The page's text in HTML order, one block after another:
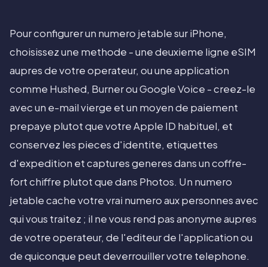
Pour configurer un numero jetable sur iPhone,
choisissez une methode - une deuxieme ligne eSIM
aupres de votre operateur, ou une application
comme Hushed, Burner ou Google Voice - creez-le
avec un e-mail vierge et un moyen de paiement
prepaye plutot que votre Apple ID habituel, et
conservez les pieces d'identite, etiquettes
d'expedition et captures generes dans un coffre-
fort chiffre plutot que dans Photos. Un numero
jetable cache votre vrai numero aux personnes avec
qui vous traitez ; il ne vous rend pas anonyme aupres
de votre operateur, de l'editeur de l'application ou
de quiconque peut deverrouiller votre telephone.